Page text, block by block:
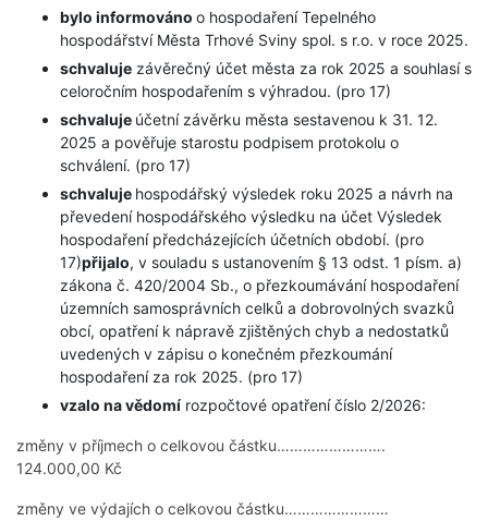
bylo informováno o hospodaření Tepelného
hospodářství Města Trhové Sviny spol. s r.o. v roce 2025.
schvaluje závěrečný účet města za rok 2025 a souhlasí s
celoročním hospodařením s výhradou. (pro 17)
schvaluje účetní závěrku města sestavenou k 31. 12.
2025 a pověřuje starostu podpisem protokolu o
schválení. (pro 17)
schvaluje hospodářský výsledek roku 2025 a návrh na
převedení hospodářského výsledku na účet Výsledek
hospodaření předcházejících účetních období. (pro
17)přijalo, v souladu s ustanovením § 13 odst. 1 písm. a)
zákona č. 420/2004 Sb., o přezkoumávání hospodaření
územních samosprávních celků a dobrovolných svazků
obcí, opatření k nápravě zjištěných chyb a nedostatků
uvedených v zápisu o konečném přezkoumání
hospodaření za rok 2025. (pro 17)
vzalo na vědomí rozpočtové opatření číslo 2/2026:
změny v příjmech o celkovou částku…………………….
124.000,00 Kč
změny ve výdajích o celkovou částku……………………